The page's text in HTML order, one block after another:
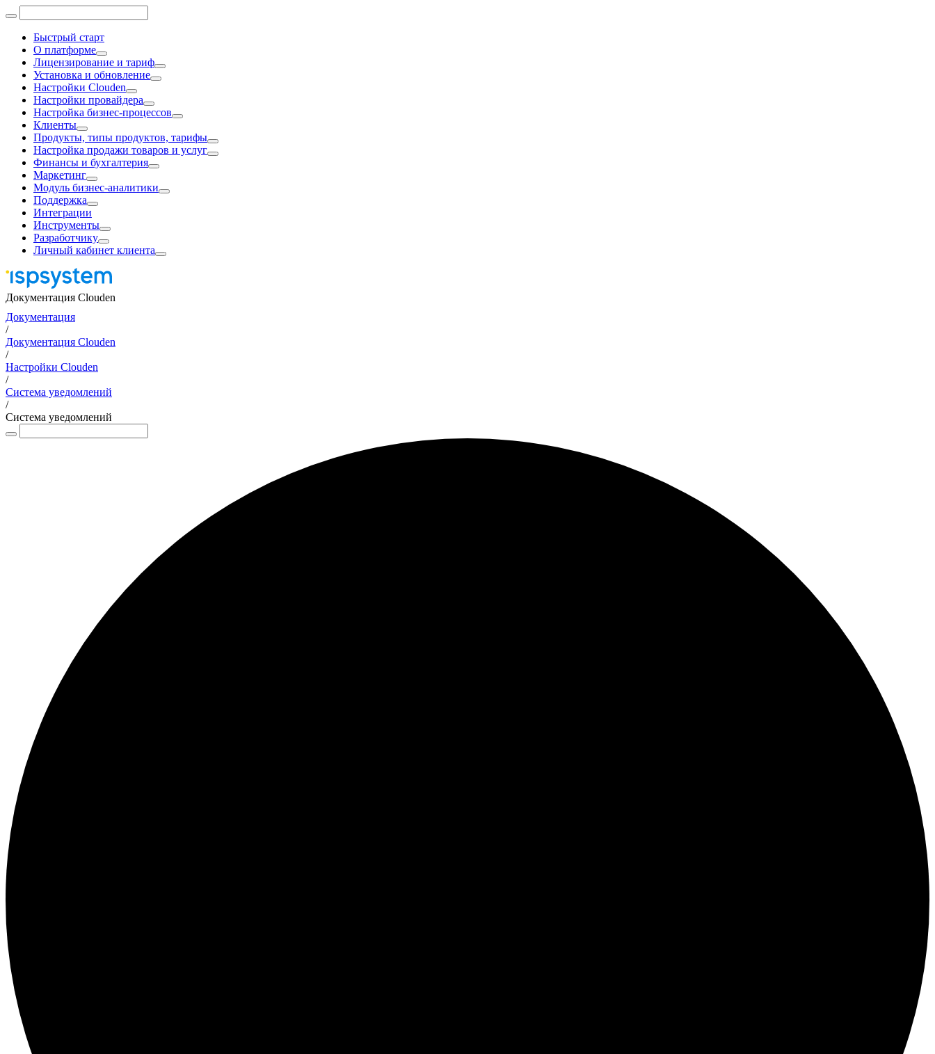
Быстрый старт
О платформе
Лицензирование и тариф
Установка и обновление
Настройки Clouden
Настройки провайдера
Настройка бизнес-процессов
Клиенты
Продукты, типы продуктов, тарифы
Настройка продажи товаров и услуг
Финансы и бухгалтерия
Маркетинг
Модуль бизнес-аналитики
Поддержка
Интеграции
Инструменты
Разработчику
Личный кабинет клиента
Документация Clouden
Документация
/
Документация Clouden
/
Настройки Clouden
/
Система уведомлений
/
Система уведомлений